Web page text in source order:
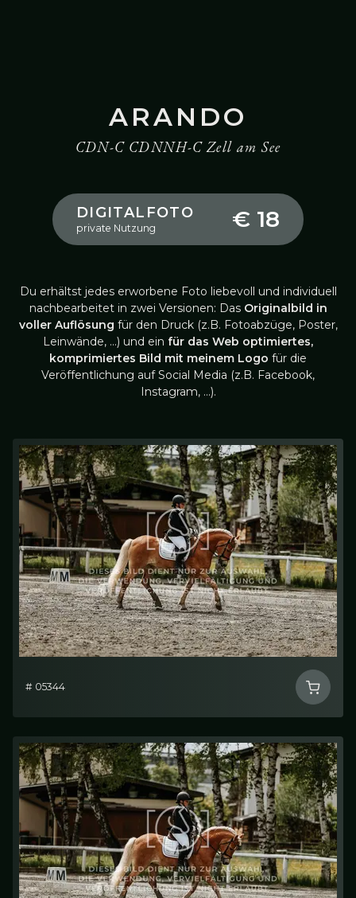
ARANDO
CDN-C CDNNH-C Zell am See
DIGITALFOTO
private Nutzung € 18
Du erhältst jedes erworbene Foto liebevoll und individuell
nachbearbeitet in zwei Versionen: Das Originalbild in
voller Auflösung für den Druck (z.B. Fotoabzüge, Poster,
Leinwände, …) und ein für das Web optimiertes,
komprimiertes Bild mit meinem Logo für die
Veröffentlichung auf Social Media (z.B. Facebook,
Instagram, …).
# 05344